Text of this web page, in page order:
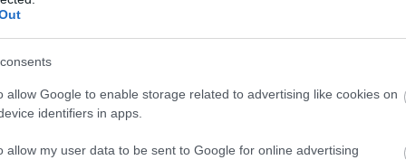
allow Google to enable storage related to advertising like cookies on
identifiers in apps.
allow my user data to be sent to Google for online advertising
και Ανθεκτικότητας
Οικονομίας και Οικονομικών, στόχος
των οροσήμων του ελληνικού
η πλήρης αξιοποίηση των διαθέσιμων
ολοκλήρωση του μηχανισμού.